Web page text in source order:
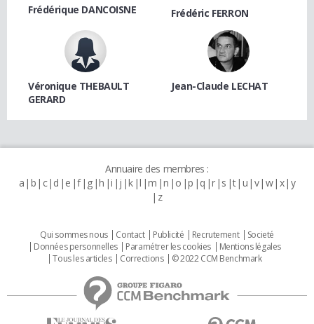
Frédérique DANCOISNE Frédéric FERRON
Véronique THEBAULT
GERARD
Jean-Claude LECHAT
Annuaire des membres :
a b c d e f g h i j k l m n o p q r s t u v w x y
z
Qui sommes nous Contact Publicité Recrutement
Societé
Données personnelles
Paramétrer les cookies
Mentions légales
Tous les articles
Corrections © 2022 CCM Benchmark